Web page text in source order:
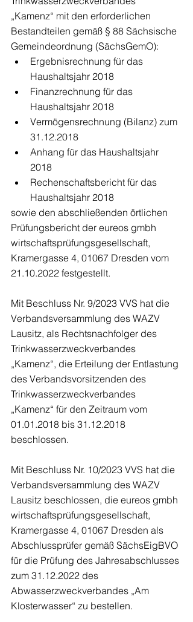
„Kamenz“ mit den erforderlichen
Bestandteilen gemäß § 88 Sächsische
Gemeindeordnung (SächsGemO):
Ergebnisrechnung für das
Haushaltsjahr 2018
Finanzrechnung für das
Haushaltsjahr 2018
Vermögensrechnung (Bilanz) zum
31.12.2018
Anhang für das Haushaltsjahr
2018
Rechenschaftsbericht für das
Haushaltsjahr 2018
sowie den abschließenden örtlichen
Prüfungsbericht der eureos gmbh
wirtschaftsprüfungsgesellschaft,
Kramergasse 4, 01067 Dresden vom
21.10.2022 festgestellt.
Mit Beschluss Nr. 9/2023 VVS hat die
Verbandsversammlung des WAZV
Lausitz, als Rechtsnachfolger des
Trinkwasserzweckverbandes
„Kamenz“, die Erteilung der Entlastung
des Verbandsvorsitzenden des
Trinkwasserzweckverbandes
„Kamenz“ für den Zeitraum vom
01.01.2018 bis 31.12.2018
beschlossen.
Mit Beschluss Nr. 10/2023 VVS hat die
Verbandsversammlung des WAZV
Lausitz beschlossen, die eureos gmbh
wirtschaftsprüfungsgesellschaft,
Kramergasse 4, 01067 Dresden als
Abschlussprüfer gemäß SächsEigBVO
für die Prüfung des Jahresabschlusses
zum 31.12.2022 des
Abwasserzweckverbandes „Am
Klosterwasser“ zu bestellen.